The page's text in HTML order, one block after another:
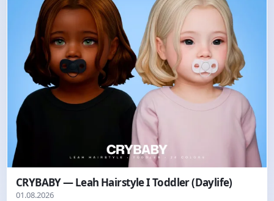
CRYBABY — Leah Hairstyle I Toddler (Daylife)
01.08.2026